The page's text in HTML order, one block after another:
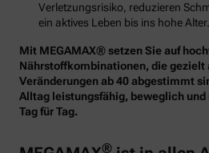
Verletzungsrisiko, reduzieren
ein aktives Leben bis ins hohe Alter.
Mit MEGAMAX® setzen Sie auf
Nährstoffkombinationen, die gezielt
Veränderungen ab 40 abgestimmt
Alltag leistungsfähig, beweglich und
Tag für Tag.
®